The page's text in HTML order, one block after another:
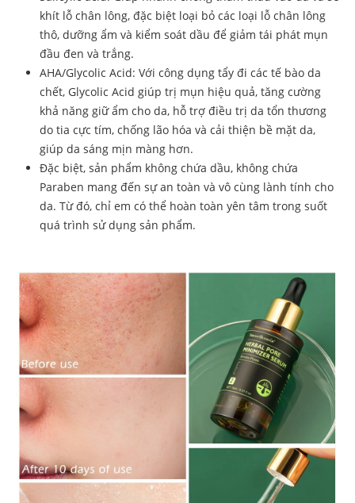
khít lỗ chân lông, đặc biệt loại bỏ các loại lỗ chân lông
thô, dưỡng ẩm và kiểm soát dầu để giảm tái phát mụn
đầu đen và trắng.
AHA/Glycolic Acid: Với công dụng tẩy đi các tế bào da
chết, Glycolic Acid giúp trị mụn hiệu quả, tăng cường
khả năng giữ ẩm cho da, hỗ trợ điều trị da tổn thương
do tia cực tím, chống lão hóa và cải thiện bề mặt da,
giúp da sáng mịn màng hơn.
Đặc biệt, sản phẩm không chứa dầu, không chứa
Paraben mang đến sự an toàn và vô cùng lành tính cho
da. Từ đó, chỉ em có thể hoàn toàn yên tâm trong suốt
quá trình sử dụng sản phẩm.